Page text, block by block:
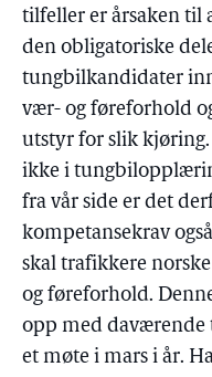
tilfeller er årsaken til
den obligatoriske
tungbilkandidater
vær- og føreforhold
utstyr for slik kjøring.
ikke i
fra vår side er det
kompetansekrav
skal trafikkere
og føreforhold.
opp med daværende
et møte i mars i år.